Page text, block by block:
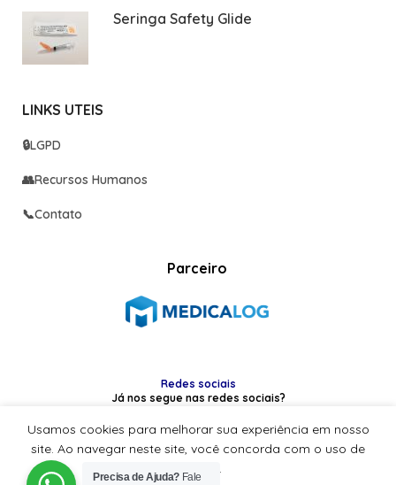
Seringa Safety Glide
LINKS UTEIS
🔒LGPD
👥Recursos Humanos
📞Contato
Parceiro
Redes sociais
Já nos segue nas redes sociais?
Usamos cookies para melhorar sua experiência em nosso
site. Ao navegar neste site, você concorda com o uso de
cookies.
Precisa de Ajuda?Fale